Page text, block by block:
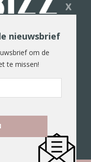
en beeld
X
nieuwsbrief
om de
te missen!